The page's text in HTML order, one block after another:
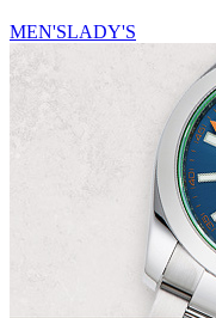
MEN'SLADY'S